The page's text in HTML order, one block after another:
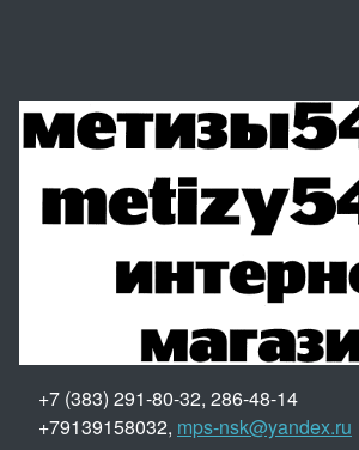
+7 (383) 291-80-32, 286-48-14
+79139158032, mps-nsk@yandex.ru